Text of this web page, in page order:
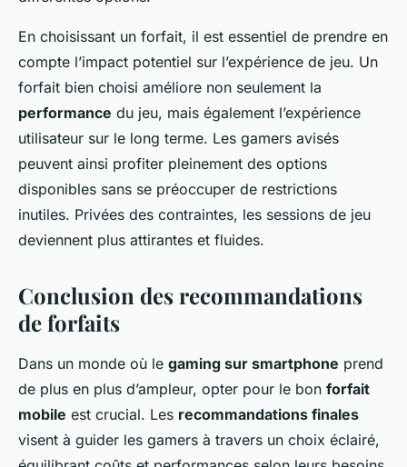
En choisissant un forfait, il est essentiel de prendre en
compte l’impact potentiel sur l’expérience de jeu. Un
forfait bien choisi améliore non seulement la
performance du jeu, mais également l’expérience
utilisateur sur le long terme. Les gamers avisés
peuvent ainsi profiter pleinement des options
disponibles sans se préoccuper de restrictions
inutiles. Privées des contraintes, les sessions de jeu
deviennent plus attirantes et fluides.
Conclusion des recommandations
de forfaits
Dans un monde où le gaming sur smartphone prend
de plus en plus d’ampleur, opter pour le bon forfait
mobile est crucial. Les recommandations finales
visent à guider les gamers à travers un choix éclairé,